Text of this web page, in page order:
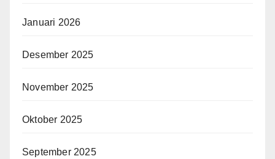
Januari 2026
Desember 2025
November 2025
Oktober 2025
September 2025